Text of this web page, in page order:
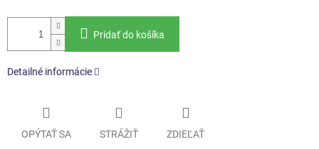
Pridať do košíka
Detailné informácie
OPÝTAŤ SA STRÁŽIŤ ZDIEĽAŤ